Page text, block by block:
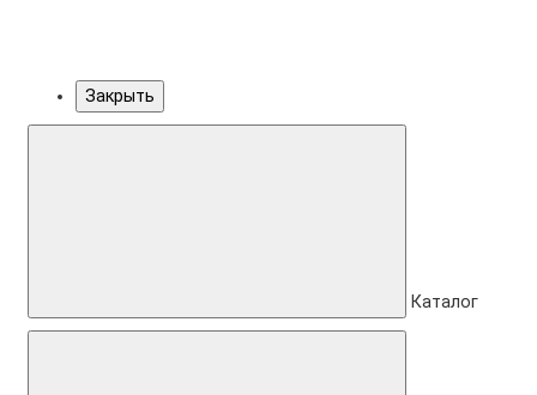
Закрыть
Каталог